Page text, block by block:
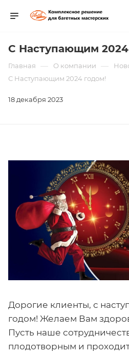
С Наступающим
Главная — О компании —
С Наступающим 2024 годом!
18 декабря 2023
Дорогие клиенты, с
годом! Желаем Вам
Пусть наше
плодотворным и